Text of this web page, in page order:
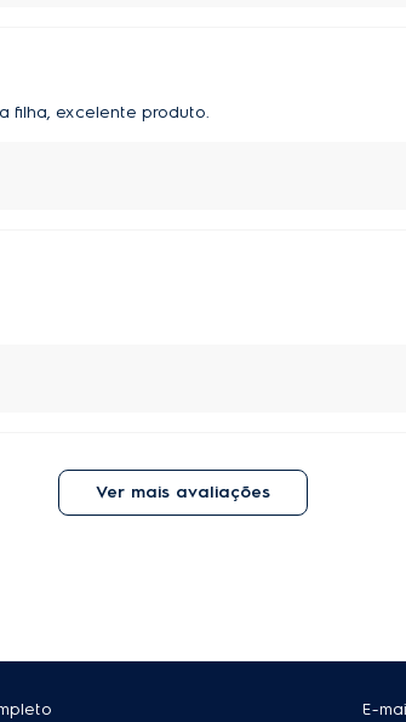
filha, excelente produto.
Ver mais avaliações
E-